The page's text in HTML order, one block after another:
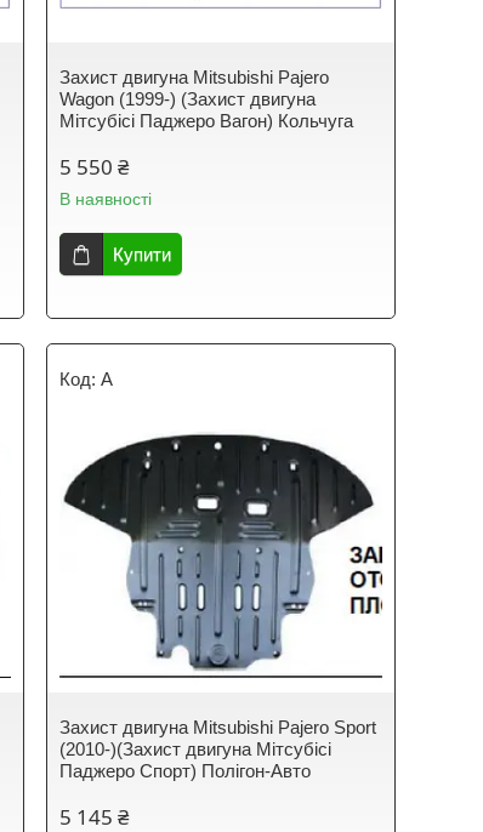
Захист двигуна Mitsubishi Pajero
Wagon (1999-) (Захист двигуна
Мітсубісі Паджеро Вагон) Кольчуга
5 550 ₴
В наявності
Купити
A
Захист двигуна Mitsubishi Pajero Sport
(2010-)(Захист двигуна Мітсубісі
Паджеро Спорт) Полігон-Авто
5 145 ₴